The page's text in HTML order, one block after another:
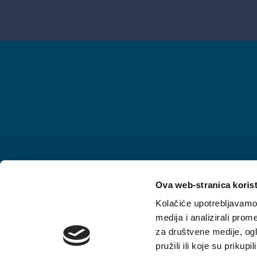
Ova web-stranica
Kolačiće
medija i analizirali
za društvene medije,
pružili ili koje su